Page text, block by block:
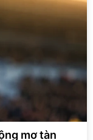
mơ tàn